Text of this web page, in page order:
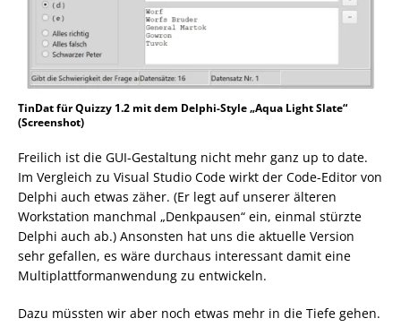
TinDat für Quizzy 1.2 mit dem Delphi-Style „Aqua Light Slate“
(Screenshot)
Freilich ist die GUI-Gestaltung nicht mehr ganz up to date.
Im Vergleich zu Visual Studio Code wirkt der Code-Editor von
Delphi auch etwas zäher. (Er legt auf unserer älteren
Workstation manchmal „Denkpausen“ ein, einmal stürzte
Delphi auch ab.) Ansonsten hat uns die aktuelle Version
sehr gefallen, es wäre durchaus interessant damit eine
Multiplattformanwendung zu entwickeln.
Dazu müssten wir aber noch etwas mehr in die Tiefe gehen.